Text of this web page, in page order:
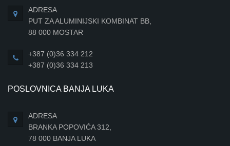
ADRESA
PUT ZA ALUMINIJSKI KOMBINAT BB,
88 000 MOSTAR
+387 (0)36 334 212
+387 (0)36 334 213
POSLOVNICA BANJA LUKA
ADRESA
BRANKA POPOVIĆA 312,
78 000 BANJA LUKA